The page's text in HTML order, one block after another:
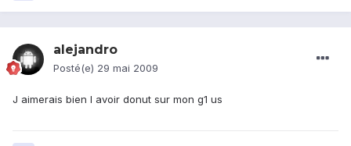
alejandro
Posté(e) 29 mai 2009
J aimerais bien l avoir donut sur mon g1 us